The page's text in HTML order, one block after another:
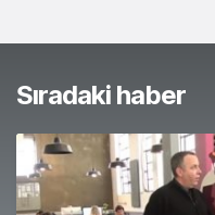
Sıradaki haber